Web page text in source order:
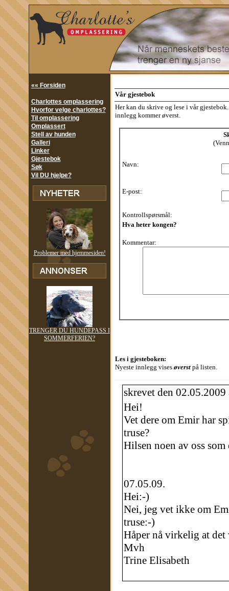
«« Forsiden
Charlottes omplassering
Hvorfor velge charlottes?
Til omplassering
Omplassert
Stell av hunden
Galleri
Linker
Gjestebok
Søk
Vil DU hjelpe?
Problemer med hjemmesiden!
TRENGER DU HUNDEPASS I
SOMMERFERIEN?
Vår gjestebok
Her kan du skrive og lese i vår
innlegg kommer øverst.
Navn:
E-post:
Kontrollspørsmål:
Hva heter kongen?
Kommentar:
Les i gjesteboken:
Nyeste innlegg vises øverst på listen.
skrevet den
Hei!
Vet dere om Emir har
truse?
Hilsen noen av oss som
07.05.09.
Hei:-)
Nei, jeg vet ikke om
truse:-)
Håper nå virkelig at
Mvh
Trine Elisabeth